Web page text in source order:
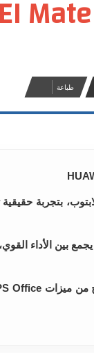
طباعة
بتجربة
بين الأداء